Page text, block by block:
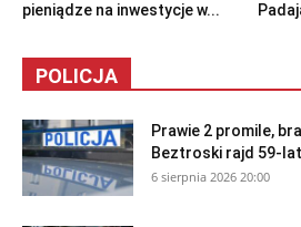
pieniądze na inwestycje w...
POLICJA
Prawie 2 promile,
Beztroski rajd 59-
6 sierpnia 2026 20:00